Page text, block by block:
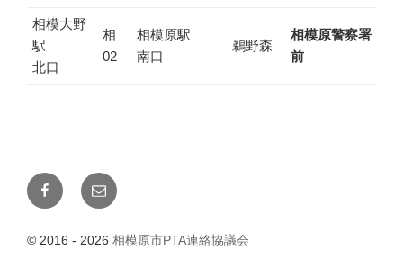
相模大野
駅
北口
相
02
相模原駅
南口
鵜野森
相模原警察署
前
Facebook
メ
ー
© 2016 - 2026 相模原市PTA連絡協議会